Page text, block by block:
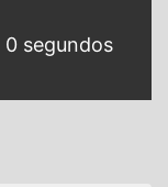
0segundos